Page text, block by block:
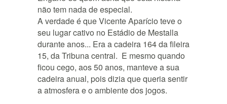
não tem nada de especial.
A verdade é que Vicente Aparício teve o
seu lugar cativo no Estádio de Mestalla
durante anos... Era a cadeira 164 da fileira
15, da Tribuna central. E mesmo quando
ficou cego, aos 50 anos, manteve a sua
cadeira anual, pois dizia que queria sentir
a atmosfera e o ambiente dos jogos.